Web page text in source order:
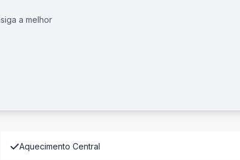
a melhor
Aquecimento Central